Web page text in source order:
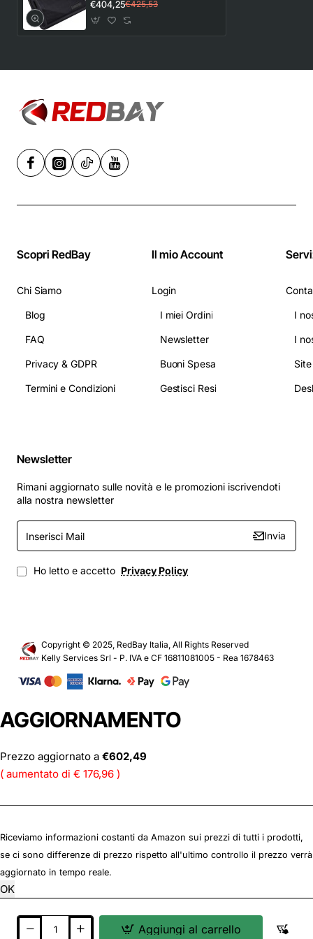
Aggiungi al carrello
Gen 2x2, 20 Gbps, Nero -
2 TB
€404,25€425,53
Scopri RedBay
Chi Siamo
Blog
FAQ
Privacy & GDPR
Termini e Condizioni
Il mio Account
Login
I miei Ordini
Newsletter
Buoni Spesa
Gestisci Resi
I
I
Newsletter
Rimani aggiornato sulle novità e le promozioni iscrivendoti
alla nostra newsletter
Inserisci
Mail
Invia
Ho letto e accetto Privacy Policy
Copyright © 2025, RedBay Italia, All Rights Reserved
Kelly Services Srl - P. IVA e CF 16811081005 - Rea 1678463
AGGIORNAMENTO
Prezzo aggiornato a €602,49
( aumentato di € 176,96 )
Riceviamo informazioni costanti da Amazon sui prezzi di tutti i prodotti,
se ci sono differenze di prezzo rispetto all'ultimo controllo il prezzo verrà
aggiornato in tempo reale.
OK